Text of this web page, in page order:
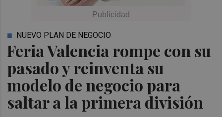
Feria Valencia rompe con su
pasado y reinventa su
modelo de negocio para
saltar a la primera división
NUEVO PLAN DE NEGOCIO